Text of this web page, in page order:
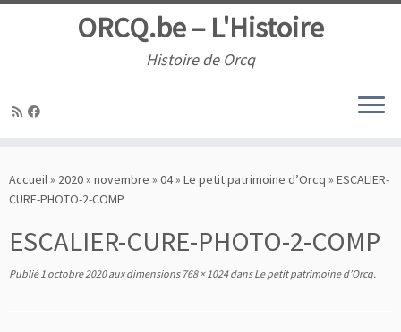
au
contenu
ORCQ.be – L'Histoire
Histoire de Orcq
Accueil» 2020» novembre » 04» Le petit patrimoine d’Orcq » ESCALIER-
CURE-PHOTO-2-COMP
ESCALIER-CURE-PHOTO-2-COMP
Publié 1 octobre 2020aux dimensions768 × 1024dansLe petit patrimoine d’Orcq.